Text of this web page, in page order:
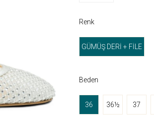
Renk
GÜMÜŞ DERİ + FİLE
Beden
36 36½ 37